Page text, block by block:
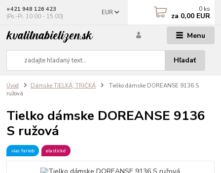
Menu
EUR
Hľadať
+421 948 126 423
(Po.-Pi. 10.00 - 15.00)
0 ks
za 0,00 EUR
Úvod Dámske TIELKÁ, TRIČKÁ
Tielko dámske DOREANSE 9136 S
ružová
Tielko dámske DOREANSE 9136
S ružová
viac farieb elastické